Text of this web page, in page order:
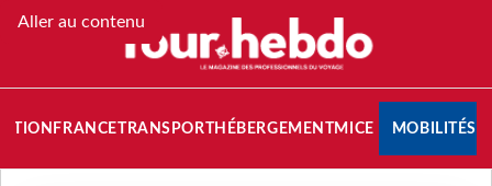
Aller au contenu
FRANCETRANSPORT HÉBERGEMENTMICE MOBILITÉS